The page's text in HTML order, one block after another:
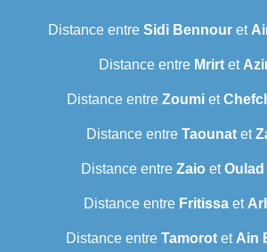
Distance entre Sidi Bennour et
Distance entre Mrirt et
Distance entre Zoumi et
Distance entre Taounat et
Distance entre Zaio etOulad
Distance entre Fritissa et
Distance entre Tamorot et Ain